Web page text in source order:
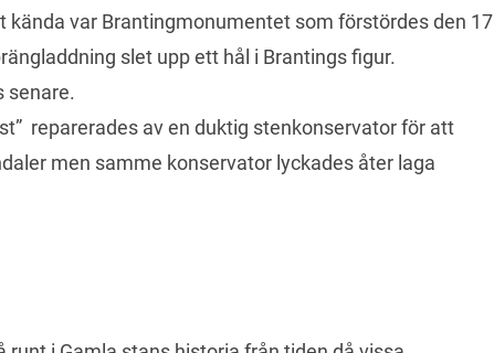
kända var Brantingmonumentet som förstördes den 17
slet upp ett hål i Brantings figur.
senare.
reparerades av en duktig stenkonservator för att
men samme konservator lyckades åter laga